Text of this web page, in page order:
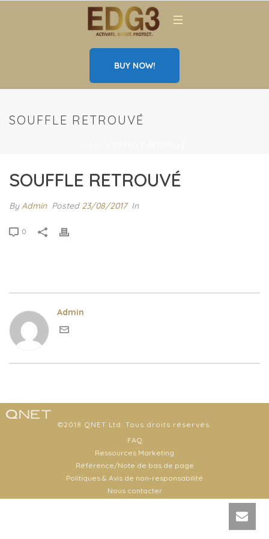
BUY NOW!
SOUFFLE RETROUVÉ
SOUFFLE RETROUVÉ
ByAdmin Posted 23/08/2017 In
0
Admin
©2018 QNET Ltd. Tous droits réservés.
FAQ
Ressources Marketing
Référence/Note de bas de page
Politiques & Avis de non-responsabilité
Nous contacter